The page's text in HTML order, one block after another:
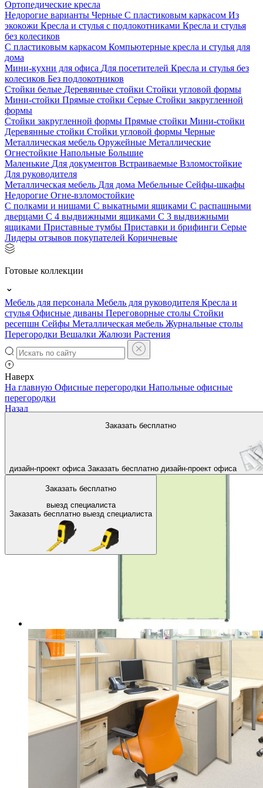
Ортопедические кресла
Недорогие варианты Черные С пластиковым каркасом Из
экокожи Кресла и стулья с подлокотниками Кресла и стулья
без колесиков
С пластиковым каркасом Компьютерные кресла и стулья для
дома
Мини-кухни для офиса Для посетителей Кресла и стулья без
колесиков Без подлокотников
Стойки белые Деревянные стойки Стойки угловой формы
Мини-стойки Прямые стойки Серые Стойки закругленной
формы
Стойки закругленной формы Прямые стойки Мини-стойки
Деревянные стойки Стойки угловой формы Черные
Металлическая мебель Оружейные Металлические
Огнестойкие Напольные Большие
Маленькие Для документов Встраиваемые Взломостойкие
Для руководителя
Металлическая мебель Для дома Мебельные Сейфы-шкафы
Недорогие Огне-взломостойкие
С полками и нишами С выкатными ящиками С распашными
дверцами С 4 выдвижными ящиками С 3 выдвижными
ящиками Приставные тумбы Приставки и брифинги Серые
Лидеры отзывов покупателей Коричневые
Готовые коллекции
Мебель для персонала Мебель для руководителя Кресла и
стулья Офисные диваны Переговорные столы Стойки
ресепшн Сейфы Металлическая мебель Журнальные столы
Перегородки Вешалки Жалюзи Растения
Наверх
Заказать бесплатно
дизайн-проект офиса Заказать бесплатно дизайн-проект офиса
Заказать бесплатно
выезд специалиста
Заказать бесплатно выезд специалиста
На главную Офисные перегородки Напольные офисные
перегородки
Назад